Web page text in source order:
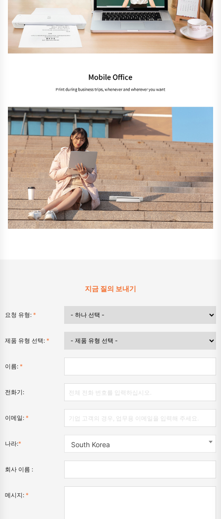
지금 질의 보내기
요청 유형: *
제품 유형 선택: *
이름: *
전화기:
이메일: *
나라:* South Korea
회사 이름 :
메시지: *